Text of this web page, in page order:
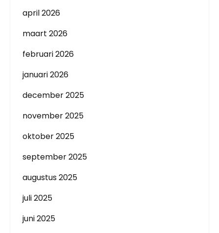
april 2026
maart 2026
februari 2026
januari 2026
december 2025
november 2025
oktober 2025
september 2025
augustus 2025
juli 2025
juni 2025